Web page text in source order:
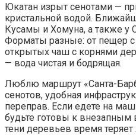
Юкатан изрыт сенотами —
кристальной водой.
Кусамы и Хомуна, а также у
Форматы разные: от пещер
открытых чаш с корнями
— вода чистая и бодрящая.
Люблю маршрут «Санта-
сенотов, удобная
переправ. Если едете на
будьте готовы к внезапным
тени деревьев время